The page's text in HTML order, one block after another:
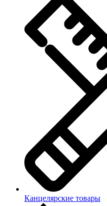
Канцелярские товары